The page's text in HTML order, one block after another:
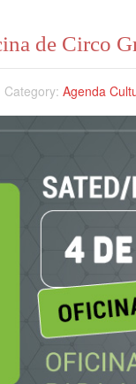
de Circo
Category: Agenda